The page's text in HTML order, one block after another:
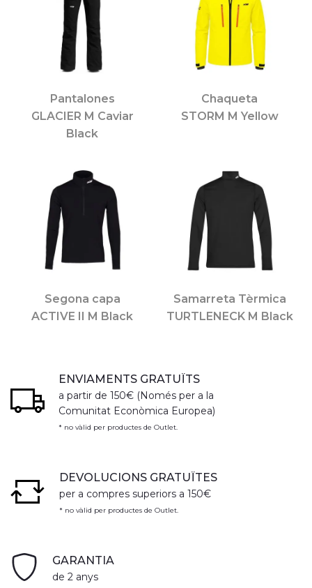
Pantalones
GLACIER M Caviar
Black
Chaqueta
STORM M Yellow
Segona capa
ACTIVE II M Black
Samarreta Tèrmica
TURTLENECK M Black
ENVIAMENTS GRATUÏTS
a partir de 150€ (Només per a la
Comunitat Econòmica Europea)
* no vàlid per productes de Outlet.
DEVOLUCIONS GRATUÏTES
per a compres superiors a 150€
* no vàlid per productes de Outlet.
GARANTIA
de 2 anys